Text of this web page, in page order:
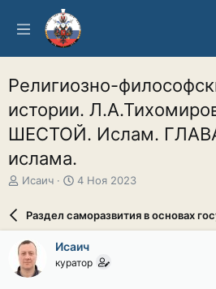
Религиозно-
истории.
ШЕСТОЙ. Ислам.
ислама.
А
о
р
т
е
м
Исаич
Д
а
а
ч
4 Ноя 2023
Раздел саморазвития в основах
Исаич
куратор